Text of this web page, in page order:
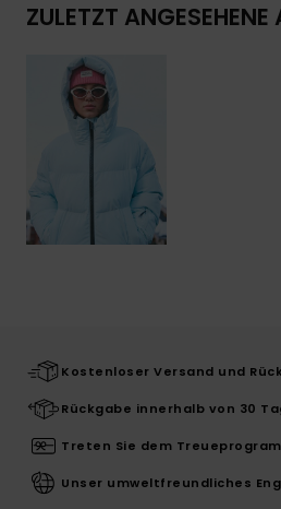
ZULETZT ANGESEHENE
Kostenloser Versand und
Rückgabe innerhalb von 30
Treten Sie dem
Unser umweltfreundliches